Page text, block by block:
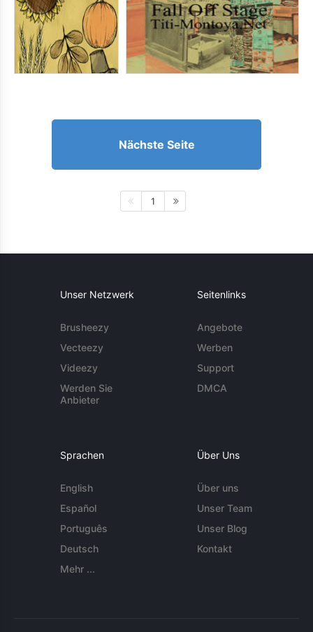
Nächste Seite
1
Unser Netzwerk
Brusheezy
Vecteezy
Videezy
Werden Sie
Anbieter
Seitenlinks
Angebote
Werben
Support
DMCA
Sprachen
English
Español
Português
Deutsch
Mehr ...
Über Uns
Über uns
Unser Team
Unser Blog
Kontakt